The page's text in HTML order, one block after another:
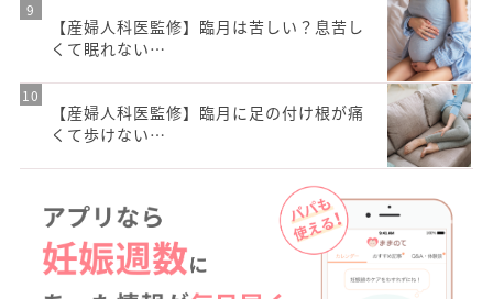
【産婦人科医監修】臨月は苦しい？息苦し
くて眠れない…
【産婦人科医監修】臨月に足の付け根が痛
くて歩けない…